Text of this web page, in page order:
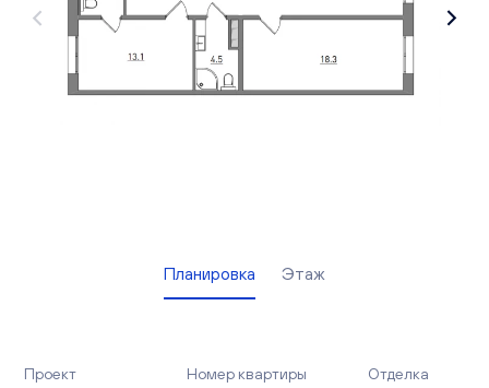
Вакансии
Офисы продаж
Контакты
Планировка Этаж
Проект Номер квартиры Отделка